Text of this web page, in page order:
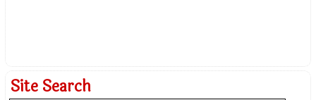
Site Search